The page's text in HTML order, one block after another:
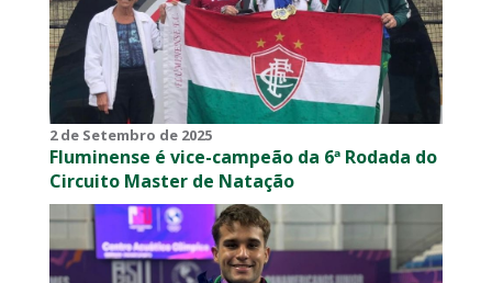
2 de Setembro de 2025
Fluminense é vice-campeão da 6ª Rodada do
Circuito Master de Natação